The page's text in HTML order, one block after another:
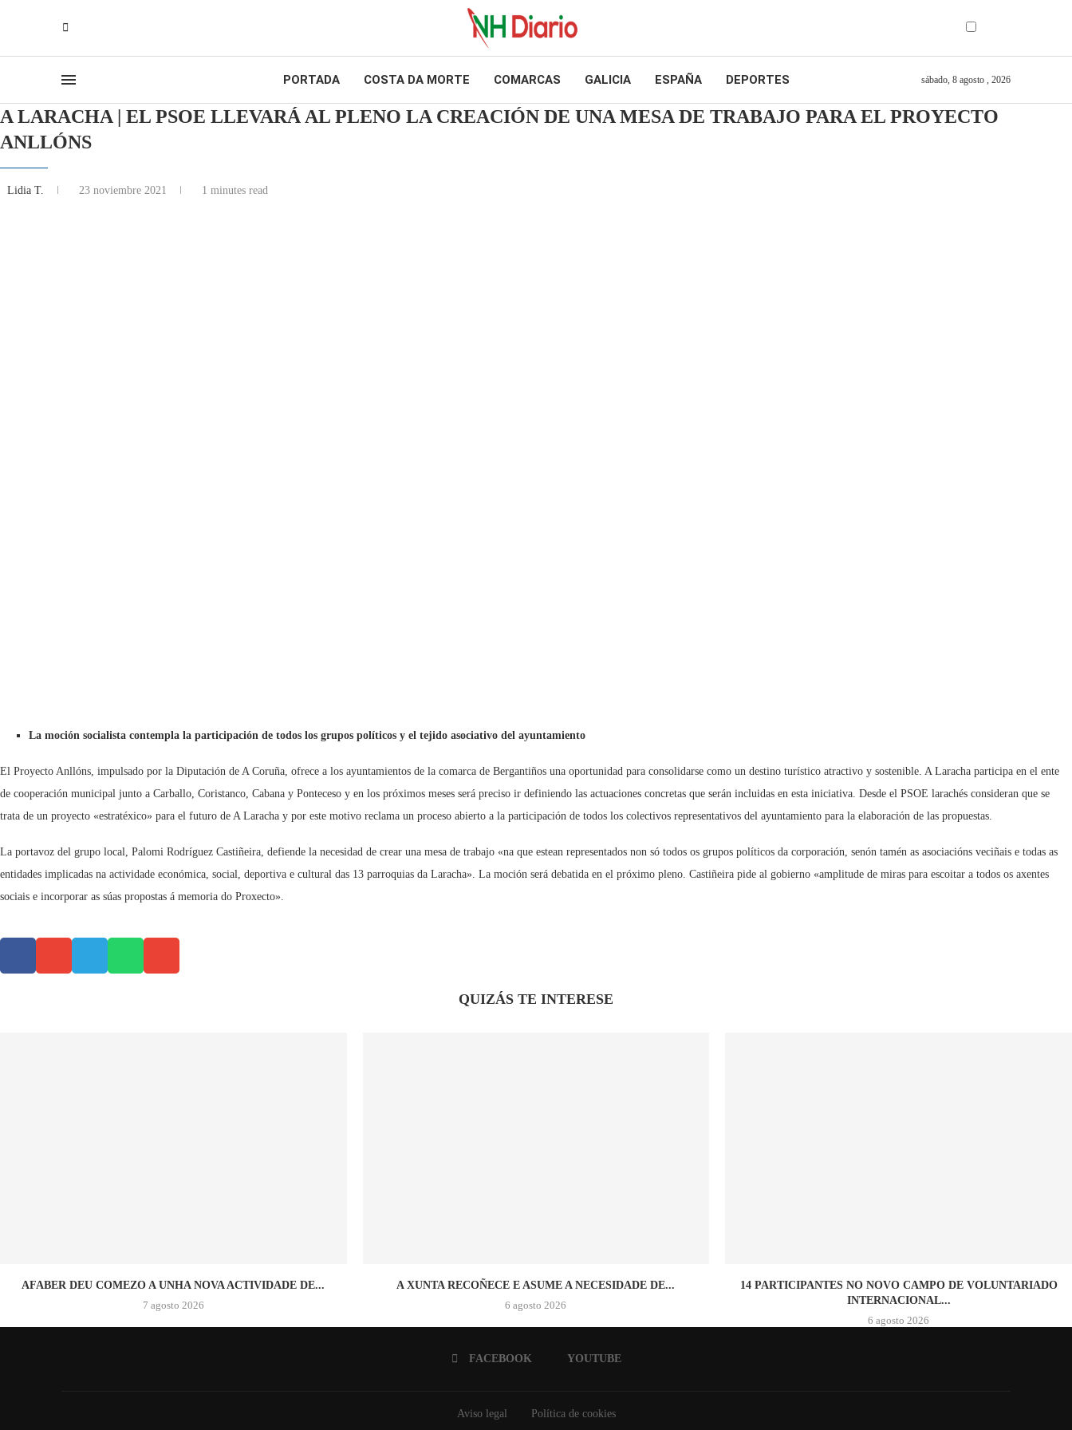
PORTADA COSTA DA MORTE COMARCAS GALICIA ESPAÑA DEPORTES sábado, 8 agosto , 2026
A LARACHA | EL PSOE LLEVARÁ AL PLENO LA CREACIÓN DE UNA MESA DE TRABAJO PARA EL PROYECTO
ANLLÓNS
Lidia T. 23 noviembre 2021 1 minutes read
La moción socialista contempla la participación de todos los grupos políticos y el tejido asociativo del ayuntamiento
El Proyecto Anllóns, impulsado por la Diputación de A Coruña, ofrece a los ayuntamientos de la comarca de Bergantiños una oportunidad para consolidarse como un destino turístico atractivo y sostenible. A Laracha participa en el ente
de cooperación municipal junto a Carballo, Coristanco, Cabana y Ponteceso y en los próximos meses será preciso ir definiendo las actuaciones concretas que serán incluidas en esta iniciativa. Desde el PSOE larachés consideran que se
trata de un proyecto «estratéxico» para el futuro de A Laracha y por este motivo reclama un proceso abierto a la participación de todos los colectivos representativos del ayuntamiento para la elaboración de las propuestas.
La portavoz del grupo local, Palomi Rodríguez Castiñeira, defiende la necesidad de crear una mesa de trabajo «na que estean representados non só todos os grupos políticos da corporación, senón tamén as asociacións veciñais e todas as
entidades implicadas na actividade económica, social, deportiva e cultural das 13 parroquias da Laracha». La moción será debatida en el próximo pleno. Castiñeira pide al gobierno «amplitude de miras para escoitar a todos os axentes
sociais e incorporar as súas propostas á memoria do Proxecto».
QUIZÁS TE INTERESE
AFABER DEU COMEZO A UNHA NOVA ACTIVIDADE DE...
7 agosto 2026
A XUNTA RECOÑECE E ASUME A NECESIDADE DE...
6 agosto 2026
14 PARTICIPANTES NO NOVO CAMPO DE VOLUNTARIADO
INTERNACIONAL...
6 agosto 2026
FACEBOOK YOUTUBE
Aviso legal Política de cookies